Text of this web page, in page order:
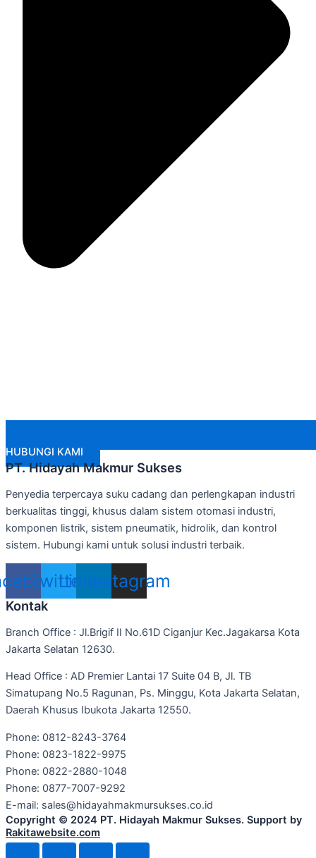
HUBUNGI KAMI
PT. Hidayah Makmur Sukses
Penyedia terpercaya suku cadang dan perlengkapan industri
berkualitas tinggi, khusus dalam sistem otomasi industri,
komponen listrik, sistem pneumatik, hidrolik, dan kontrol
sistem. Hubungi kami untuk solusi industri terbaik.
TwitterLinkedin
Instagram
Kontak
Branch Office : Jl.Brigif II No.61D Ciganjur Kec.Jagakarsa Kota
Jakarta Selatan 12630.
Head Office : AD Premier Lantai 17 Suite 04 B, Jl. TB
Simatupang No.5 Ragunan, Ps. Minggu, Kota Jakarta Selatan,
Daerah Khusus Ibukota Jakarta 12550.
Phone: 0812-8243-3764
Phone: 0823-1822-9975
Phone: 0822-2880-1048
Phone: 0877-7007-9292
E-mail: sales@hidayahmakmursukses.co.id
Copyright © 2024 PT. Hidayah Makmur Sukses. Support by
Rakitawebsite.com